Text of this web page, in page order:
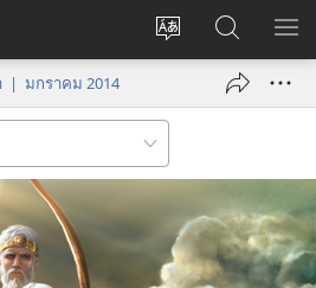
เปลี่ยน
เข้า
(เปิด
ใหม่)
ค้นหา
ใน
JW.ORG
แส
| มกราคม 2014